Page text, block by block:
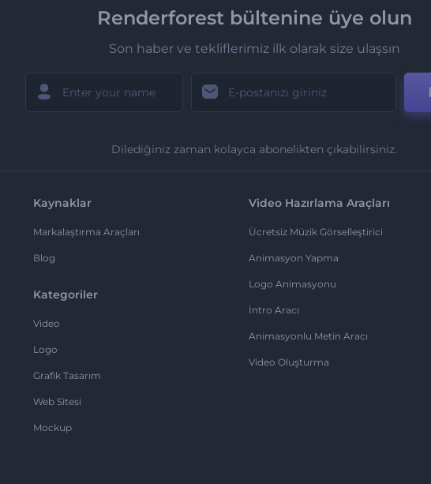
Renderforest bültenine üye olun
Son haber ve tekliflerimiz ilk olarak size ulaşsın
Dilediğiniz zaman kolayca abonelikten çıkabilirsiniz.
Kaynaklar
Markalaştırma Araçları
Blog
Kategoriler
Video
Logo
Grafik Tasarım
Web Sitesi
Mockup
Video Hazırlama Araçları
Ücretsiz Müzik Görselleştirici
Animasyon Yapma
Logo Animasyonu
İntro Aracı
Animasyonlu Metin Aracı
Video Oluşturma